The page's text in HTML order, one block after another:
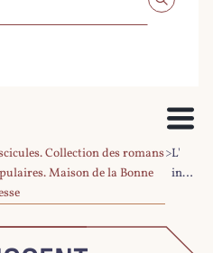
RÉ-UTILISATION
Collection des romans
Maison de la Bonne
>L'
innocent